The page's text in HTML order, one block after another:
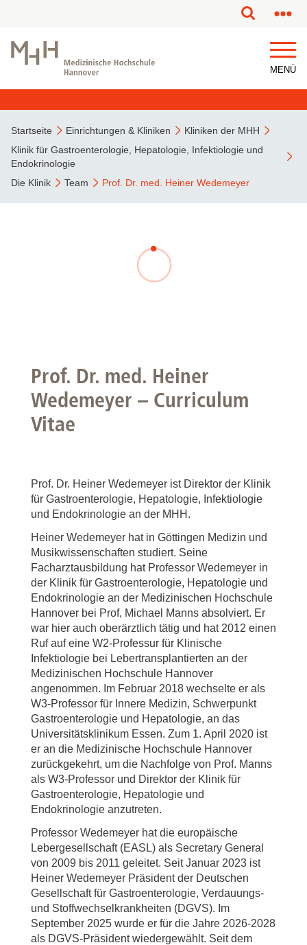
MENÜ
Startseite Einrichtungen & Kliniken
Kliniken der MHH
Klinik für Gastroenterologie, Hepatologie, Infektiologie und
Endokrinologie
Die Klinik
Team Prof. Dr. med. Heiner Wedemeyer
Prof. Dr. med. Heiner
Wedemeyer – Curriculum
Vitae
Prof. Dr. Heiner Wedemeyer ist Direktor der Klinik
für Gastroenterologie, Hepatologie, Infektiologie
und Endokrinologie an der MHH.
Heiner Wedemeyer hat in Göttingen Medizin und
Musikwissenschaften studiert. Seine
Facharztausbildung hat Professor Wedemeyer in
der Klinik für Gastroenterologie, Hepatologie und
Endokrinologie an der Medizinischen Hochschule
Hannover bei Prof, Michael Manns absolviert. Er
war hier auch oberärztlich tätig und hat 2012 einen
Ruf auf eine W2-Professur für Klinische
Infektiologie bei Lebertransplantierten an der
Medizinischen Hochschule Hannover
angenommen. Im Februar 2018 wechselte er als
W3-Professor für Innere Medizin, Schwerpunkt
Gastroenterologie und Hepatologie, an das
Universitätsklinikum Essen. Zum 1. April 2020 ist
er an die Medizinische Hochschule Hannover
zurückgekehrt, um die Nachfolge von Prof. Manns
als W3-Professor und Direktor der Klinik für
Gastroenterologie, Hepatologie und
Endokrinologie anzutreten.
Professor Wedemeyer hat die europäische
Lebergesellschaft (EASL) als Secretary General
von 2009 bis 2011 geleitet. Seit Januar 2023 ist
Heiner Wedemeyer Präsident der Deutschen
Gesellschaft für Gastroenterologie, Verdauungs-
und Stoffwechselkrankheiten (DGVS). Im
September 2025 wurde er für die Jahre 2026-2028
als DGVS-Präsident wiedergewählt. Seit dem